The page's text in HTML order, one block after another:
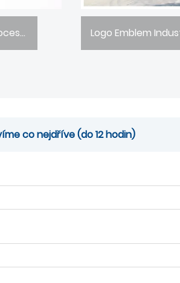
Joseph Metallic (emblém s logem) proces přizpůsobení produktu Logo Emblem
co nejdříve (do 12 hodin)